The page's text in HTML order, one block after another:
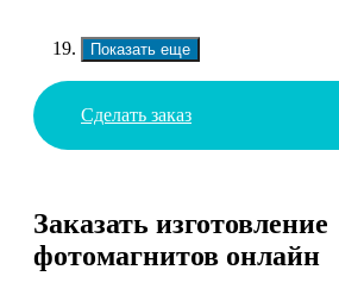
Показать еще
Сделать заказ
Заказать изготовление
фотомагнитов онлайн